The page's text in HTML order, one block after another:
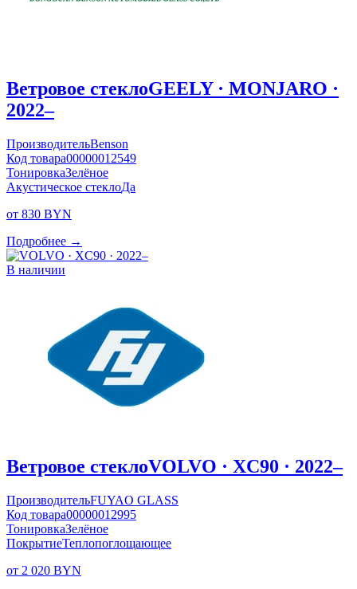
Ветровое стеклоGEELY · MONJARO ·
2022–
ПроизводительBenson
Код товара00000012549
ТонировкаЗелёное
Акустическое стеклоДа
от 830 BYN
Подробнее →
В наличии
Ветровое стеклоVOLVO · XC90 · 2022–
ПроизводительFUYAO GLASS
Код товара00000012995
ТонировкаЗелёное
ПокрытиеТеплопоглощающее
от 2 020 BYN